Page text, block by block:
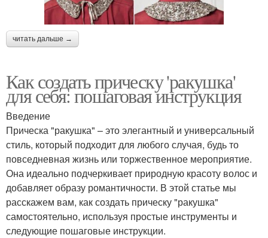
читать дальше →
Как создать прическу 'ракушка'
для себя: пошаговая инструкция
Введение
Прическа "ракушка" – это элегантный и универсальный
стиль, который подходит для любого случая, будь то
повседневная жизнь или торжественное мероприятие.
Она идеально подчеркивает природную красоту волос и
добавляет образу романтичности. В этой статье мы
расскажем вам, как создать прическу "ракушка"
самостоятельно, используя простые инструменты и
следующие пошаговые инструкции.